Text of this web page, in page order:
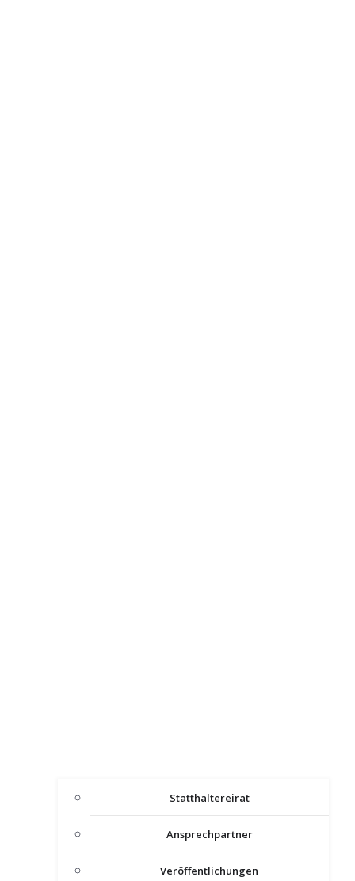
Statthaltereirat
Ansprechpartner
Veröffentlichungen